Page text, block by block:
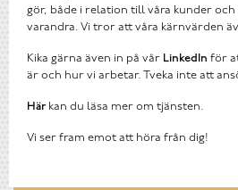
gör, både i relation till våra kunder och
varandra. Vi tror att våra kärnvärden
Kika gärna även in på vår LinkedIn för
är och hur vi arbetar. Tveka inte att
Härkan du läsa mer om tjänsten.
Vi ser fram emot att höra från dig!